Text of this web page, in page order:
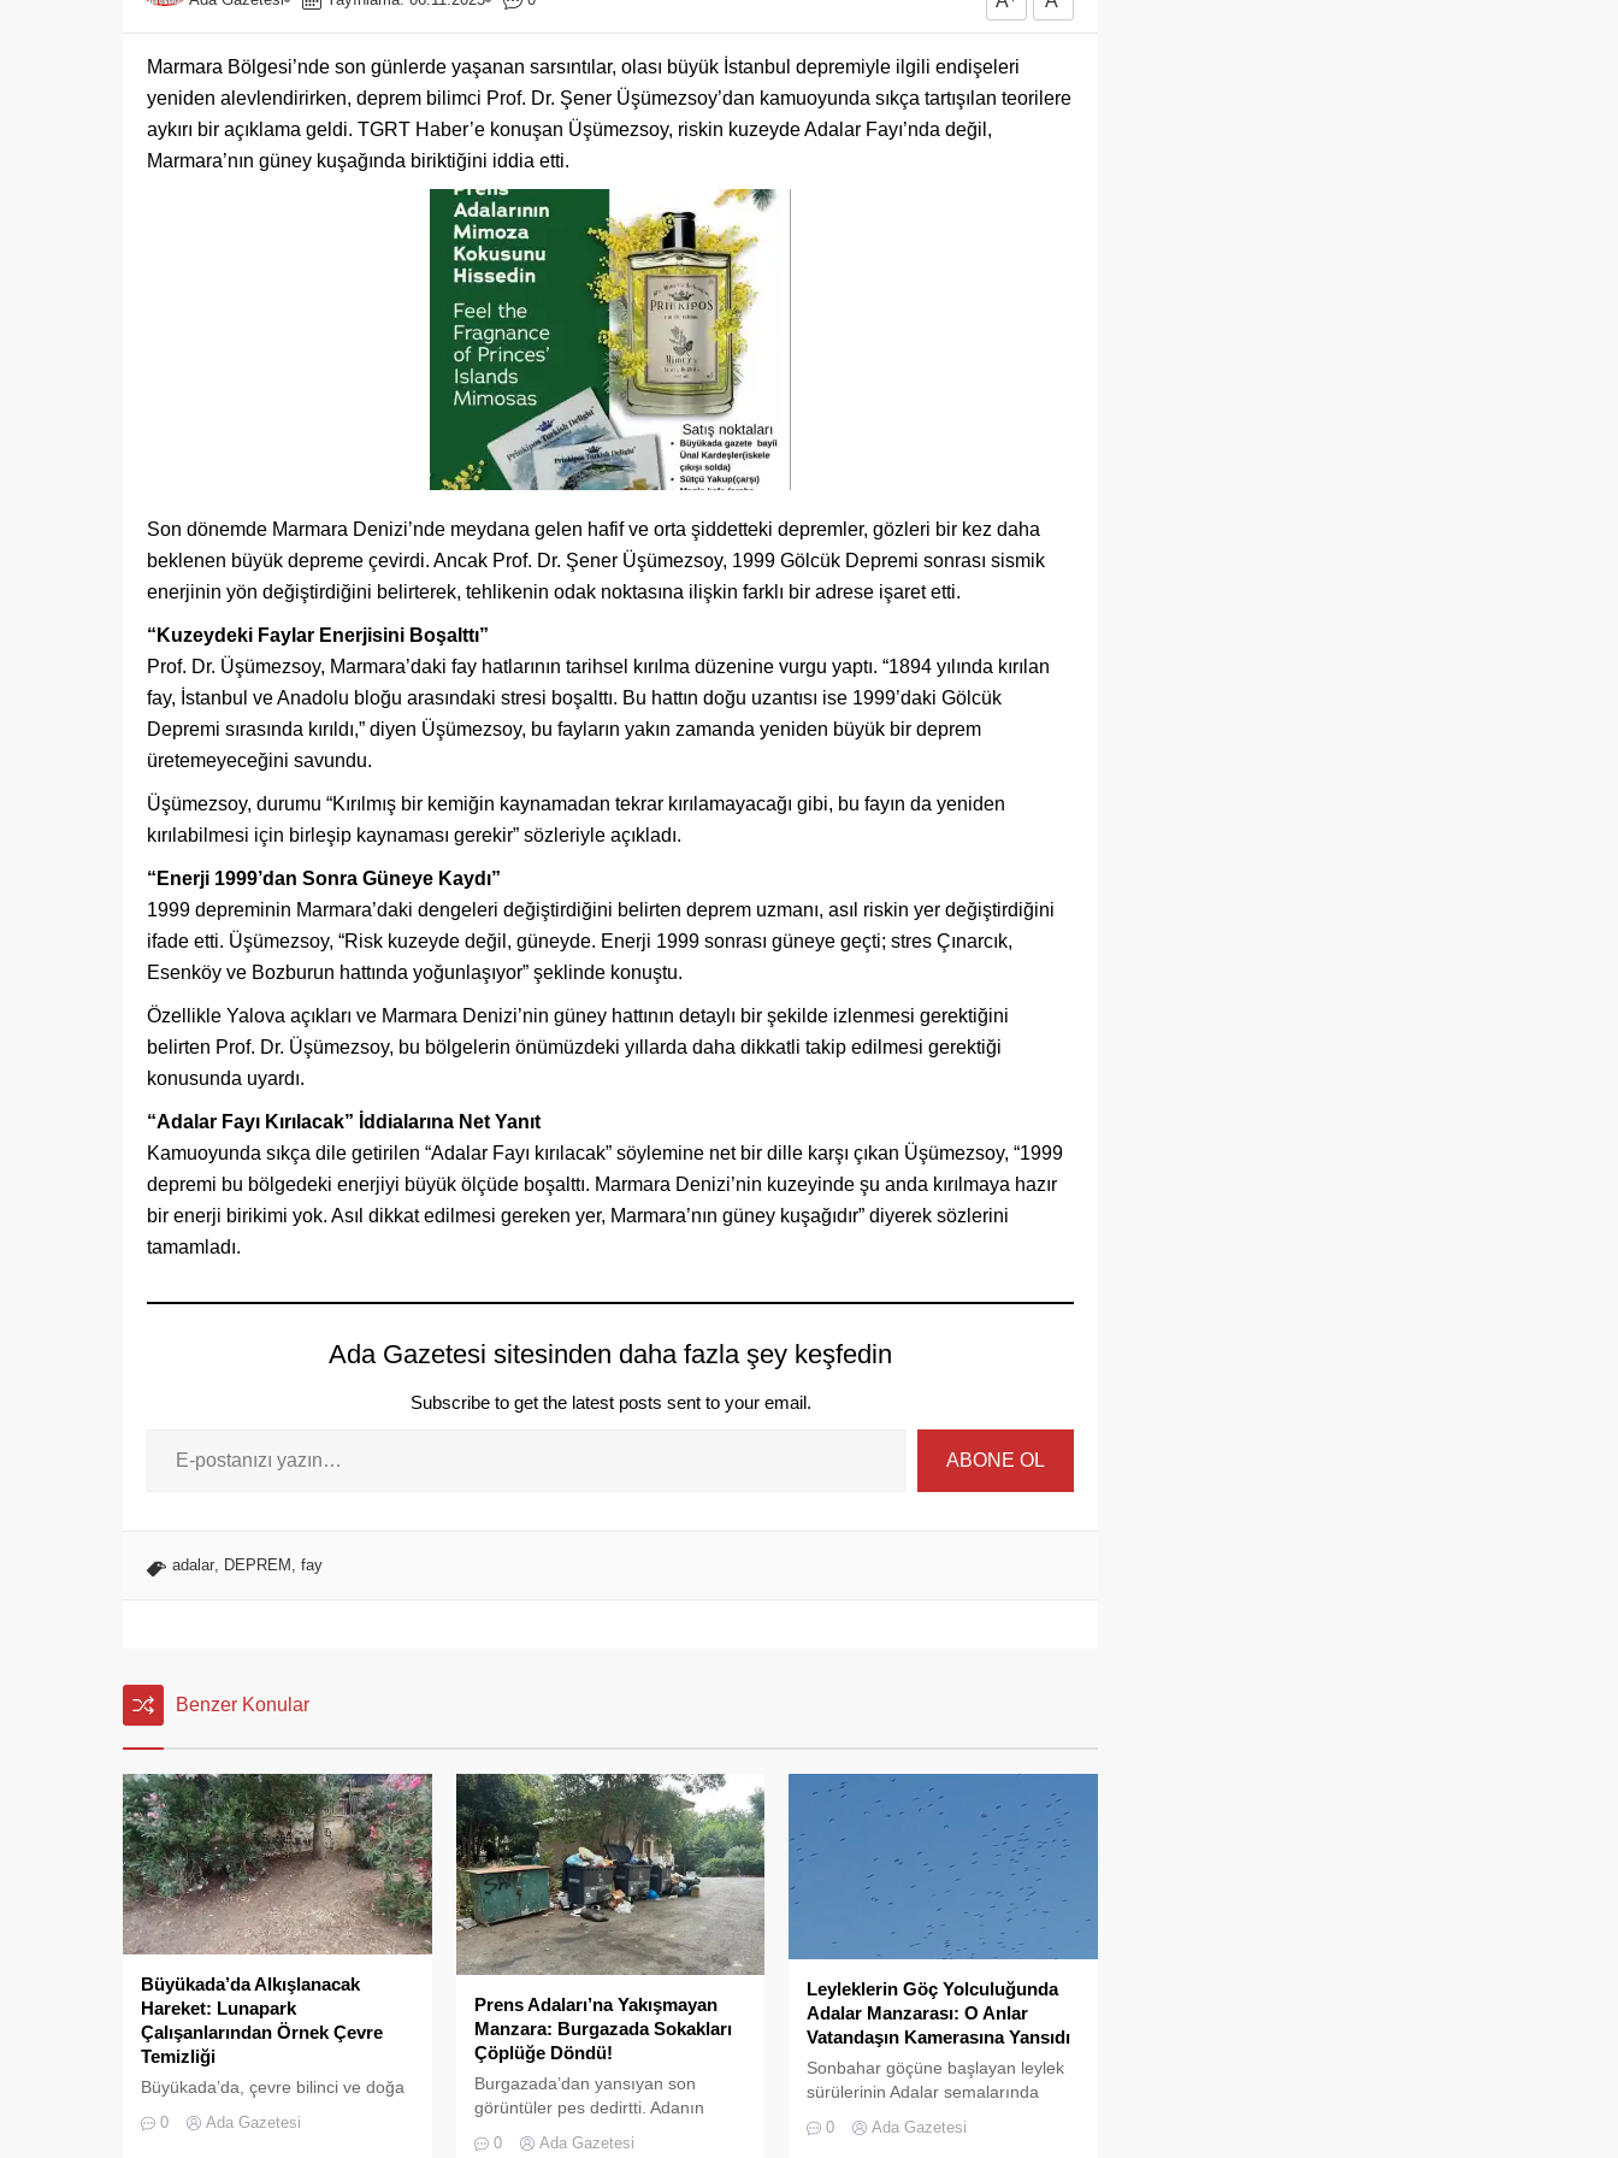
Marmara Bölgesi’nde son günlerde yaşanan sarsıntılar, olası büyük İstanbul depremiyle ilgili endişeleri
yeniden alevlendirirken, deprem bilimci Prof. Dr. Şener Üşümezsoy’dan kamuoyunda sıkça tartışılan teorilere
aykırı bir açıklama geldi. TGRT Haber’e konuşan Üşümezsoy, riskin kuzeyde Adalar Fayı’nda değil,
Marmara’nın güney kuşağında biriktiğini iddia etti.
Son dönemde Marmara Denizi’nde meydana gelen hafif ve orta şiddetteki depremler, gözleri bir kez daha
beklenen büyük depreme çevirdi. Ancak Prof. Dr. Şener Üşümezsoy, 1999 Gölcük Depremi sonrası sismik
enerjinin yön değiştirdiğini belirterek, tehlikenin odak noktasına ilişkin farklı bir adrese işaret etti.
“Kuzeydeki Faylar Enerjisini Boşalttı”
Prof. Dr. Üşümezsoy, Marmara’daki fay hatlarının tarihsel kırılma düzenine vurgu yaptı. “1894 yılında kırılan
fay, İstanbul ve Anadolu bloğu arasındaki stresi boşalttı. Bu hattın doğu uzantısı ise 1999’daki Gölcük
Depremi sırasında kırıldı,” diyen Üşümezsoy, bu fayların yakın zamanda yeniden büyük bir deprem
üretemeyeceğini savundu.
Üşümezsoy, durumu “Kırılmış bir kemiğin kaynamadan tekrar kırılamayacağı gibi, bu fayın da yeniden
kırılabilmesi için birleşip kaynaması gerekir” sözleriyle açıkladı.
“Enerji 1999’dan Sonra Güneye Kaydı”
1999 depreminin Marmara’daki dengeleri değiştirdiğini belirten deprem uzmanı, asıl riskin yer değiştirdiğini
ifade etti. Üşümezsoy, “Risk kuzeyde değil, güneyde. Enerji 1999 sonrası güneye geçti; stres Çınarcık,
Esenköy ve Bozburun hattında yoğunlaşıyor” şeklinde konuştu.
Özellikle Yalova açıkları ve Marmara Denizi’nin güney hattının detaylı bir şekilde izlenmesi gerektiğini
belirten Prof. Dr. Üşümezsoy, bu bölgelerin önümüzdeki yıllarda daha dikkatli takip edilmesi gerektiği
konusunda uyardı.
“Adalar Fayı Kırılacak” İddialarına Net Yanıt
Kamuoyunda sıkça dile getirilen “Adalar Fayı kırılacak” söylemine net bir dille karşı çıkan Üşümezsoy, “1999
depremi bu bölgedeki enerjiyi büyük ölçüde boşalttı. Marmara Denizi’nin kuzeyinde şu anda kırılmaya hazır
bir enerji birikimi yok. Asıl dikkat edilmesi gereken yer, Marmara’nın güney kuşağıdır” diyerek sözlerini
tamamladı.
Ada Gazetesi sitesinden daha fazla şey keşfedin
Subscribe to get the latest posts sent to your email.
ABONE OL
adalar DEPREM fay
Benzer Konular
Büyükada’da Alkışlanacak
Hareket: Lunapark
Çalışanlarından Örnek Çevre
Temizliği
Büyükada’da, çevre bilinci ve doğa
olay yaşandı. Adanın önemli cazibe
0 Ada Gazetesi
Prens Adaları’na Yakışmayan
Manzara: Burgazada Sokakları
Çöplüğe Döndü!
Burgazada’dan yansıyan son
görüntüler pes dedirtti. Adanın
0 Ada Gazetesi
Leyleklerin Göç Yolculuğunda
Adalar Manzarası: O Anlar
Vatandaşın Kamerasına Yansıdı
Sonbahar göçüne başlayan leylek
sürülerinin Adalar semalarında
Göçmen kuşların en önemli geçiş
0 Ada Gazetesi